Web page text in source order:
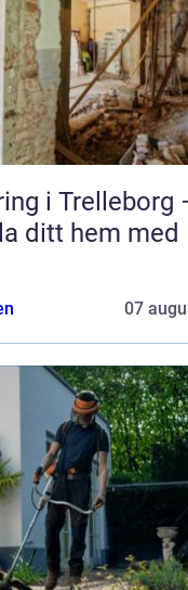
i Trelleborg
ditt hem med
07